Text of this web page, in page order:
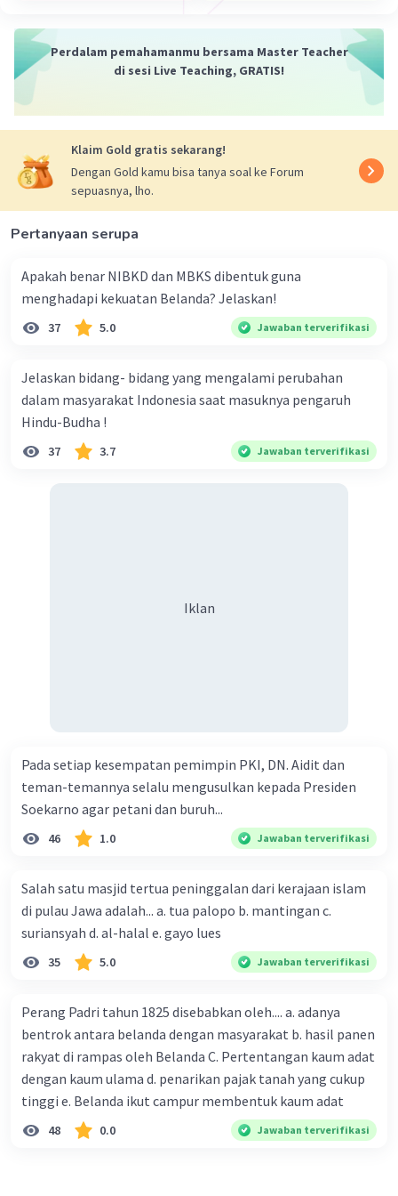
Kesimpulan:
Kerajaan Medang Kamulan memiliki kehidupan sosial
kelas sosial. Masyarakat mengikuti adat dan tradisi
kamu 😊.
Beri Rating·5.0
06 Januari 2024 13:23
Jawaban terverifikasi
Hai sobat 👋
Tengah, Indonesia, pada abad ke-8 hingga ke-10 Masehi.
Kehidupan sosial masyarakat di kerajaan ini dipengaruhi
oleh agama Hindu-Buddha dan sistem pemerintahan
yang ada pada masa itu.
1. Struktur masa pemerintahan: Masyarakat kerajaan
dilakukan di candi-candi yang dibangun di sekitar
pengetahuan.
4. Seni dan Budaya: Kerajaan ini dikenal dengan
kekayaan seni dan budayanya. Seni arsitektur, seperti
candi Borobudur dan Prambanan, menjadi bukti
kejayaan kerajaan ini. Selain itu, seni tari, musik, dan
seni ukir juga berkembang pesat.
hubungan perdagangan dengan kerajaan-kerajaan lain di
Asia Tenggara. Barang-barang seperti rempah-rempah,
kain, dan logam menjadi komoditas perdagangan yang
penting.
6. Sistem Pemerintahan: Kerajaan ini memiliki sistem
kekuasaan absolut. Para bangsawan dan pejabat
kerajaan membantu raja dalam mengatur pemerintahan
dan menjaga stabilitas kerajaan.
7. Pertanian: Pertanian merupakan mata pencaharian
utama masyarakat kerajaan ini. Masyarakat bekerja
sebagai petani dan mengandalkan irigasi untuk mengairi
sawah-sawah mereka. Sistem irigasi yang maju
Perdalam pemahamanmu bersama Master Teacher
di sesi Live Teaching, GRATIS!
Klaim Gold gratis sekarang!
Dengan Gold kamu bisa tanya soal ke Forum
sepuasnya, lho.
Pertanyaan serupa
Apakah benar NIBKD dan MBKS dibentuk guna
menghadapi kekuatan Belanda? Jelaskan!
37 5.0 Jawaban terverifikasi
Jelaskan bidang- bidang yang mengalami perubahan
dalam masyarakat Indonesia saat masuknya pengaruh
Hindu-Budha !
37 3.7 Jawaban terverifikasi
Iklan
Pada setiap kesempatan pemimpin PKI, DN. Aidit dan
teman-temannya selalu mengusulkan kepada Presiden
Soekarno agar petani dan buruh...
46 1.0 Jawaban terverifikasi
Salah satu masjid tertua peninggalan dari kerajaan islam
di pulau Jawa adalah... a. tua palopo b. mantingan c.
suriansyah d. al-halal e. gayo lues
35 5.0 Jawaban terverifikasi
Perang Padri tahun 1825 disebabkan oleh.... a. adanya
bentrok antara belanda dengan masyarakat b. hasil panen
rakyat di rampas oleh Belanda C. Pertentangan kaum adat
dengan kaum ulama d. penarikan pajak tanah yang cukup
tinggi e. Belanda ikut campur membentuk kaum adat
48 0.0 Jawaban terverifikasi